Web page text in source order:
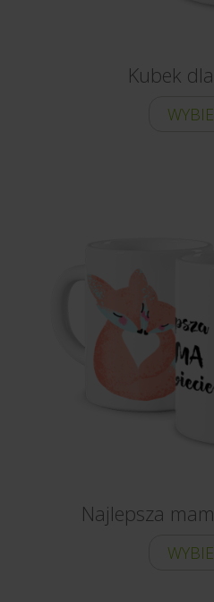
Kubek
Najlepsza